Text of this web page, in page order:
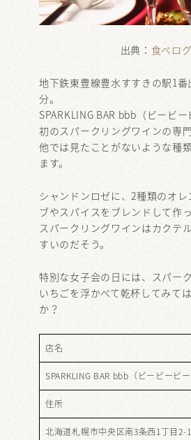
出典： 食べログ
地下鉄東豊線豊水すすきの駅1番
分。
SPARKLING BAR bbb（ビービ
初のスパークリングワインの専門
他では見たことがないような種
ます。
シャンドンロゼに、2種類のオ
ブやスパイスをブレンドして作
スパークリングワインはカクテ
すいのだそう。
特別な女子会の日には、スパー
いちごを浮かべて乾杯してみて
か？
店
SPARKLING BAR bbb（ビービービー
住所
北海道札幌市中央区南3条西1丁目2-